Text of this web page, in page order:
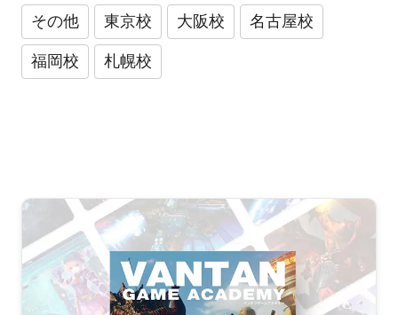
その他 東京校 大阪校 名古屋校
福岡校 札幌校